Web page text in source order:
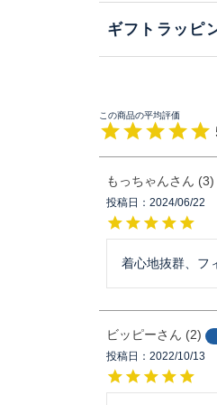
ギフトラッピ
もっちゃん 3
投稿日
2024/06/22
着心地抜群、フ
ビッピー 2
投稿日
2022/10/13